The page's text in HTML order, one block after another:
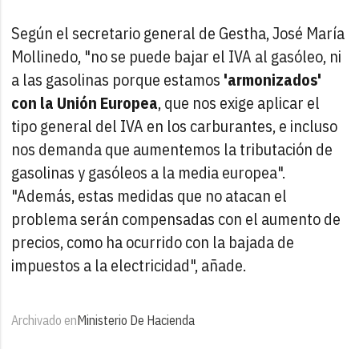
Según el secretario general de Gestha, José María
Mollinedo, "no se puede bajar el IVA al gasóleo, ni
a las gasolinas porque estamos 'armonizados'
con la Unión Europea, que nos exige aplicar el
tipo general del IVA en los carburantes, e incluso
nos demanda que aumentemos la tributación de
gasolinas y gasóleos a la media europea".
"Además, estas medidas que no atacan el
problema serán compensadas con el aumento de
precios, como ha ocurrido con la bajada de
impuestos a la electricidad", añade.
Archivado enMinisterio De Hacienda